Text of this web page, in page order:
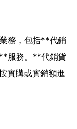
務，包括**代銷
服務。**代銷貨
實購或實銷額進